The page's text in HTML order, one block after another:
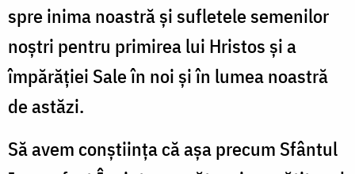
spre inima noastră şi sufletele semenilor
noştri pentru primirea lui Hristos şi a
împărăţiei Sale în noi şi în lumea noastră
de astăzi.
Să avem conştiinţa că aşa precum Sfântul